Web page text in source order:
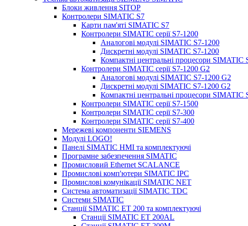
Блоки живлення SITOP
Контролери SIMATIC S7
Карти пам'яті SIMATIC S7
Контролери SIMATIC серії S7-1200
Аналогові модулі SIMATIC S7-1200
Дискретні модулі SIMATIC S7-1200
Компактні центральні процесори SIMATIC
Контролери SIMATIC серії S7-1200 G2
Аналогові модулі SIMATIC S7-1200 G2
Дискретні модулі SIMATIC S7-1200 G2
Компактні центральні процесори SIMATIC
Контролери SIMATIC серії S7-1500
Контролери SIMATIC серії S7-300
Контролери SIMATIC серії S7-400
Мережеві компоненти SIEMENS
Модулі LOGO!
Панелі SIMATIC HMI та комплектуючі
Програмне забезпечення SIMATIC
Промисловий Ethernet SCALANCE
Промислові комп'ютери SIMATIC IPC
Промислові комунікації SIMATIC NET
Система автоматизації SIMATIC TDC
Системи SIMATIC
Станції SIMATIC ET 200 та комплектуючі
Станції SIMATIC ET 200AL